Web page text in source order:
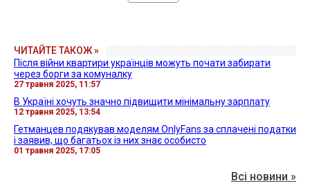
ЧИТАЙТЕ ТАКОЖ »
Після війни квартири українців можуть почати забирати
через борги за комуналку
27 травня 2025, 11:57
В Україні хочуть значно підвищити мінімальну зарплату
12 травня 2025, 13:54
Гетманцев подякував моделям OnlyFans за сплачені податки
і заявив, що багатьох із них знає особисто
01 травня 2025, 17:05
Всі новини »